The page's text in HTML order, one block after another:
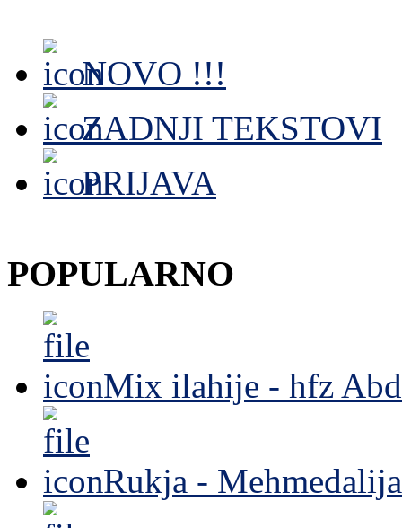
NOVO !!!
ZADNJI TEKSTOVI
PRIJAVA
POPULARNO
Mix ilahije - hfz
Rukja -